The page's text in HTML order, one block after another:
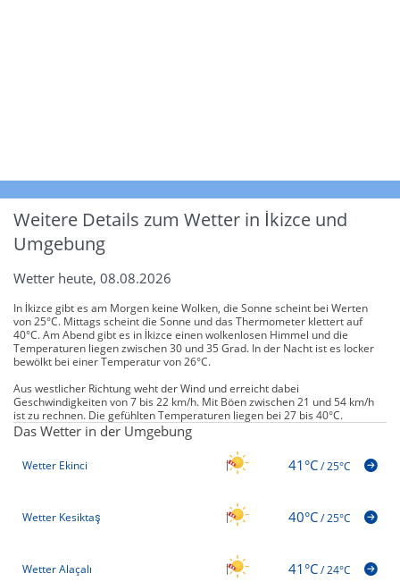
Weitere Details zum Wetter in İkizce und
Umgebung
Wetter heute, 08.08.2026
In İkizce gibt es am Morgen keine Wolken, die Sonne scheint bei Werten
von 25°C. Mittags scheint die Sonne und das Thermometer klettert auf
40°C. Am Abend gibt es in İkizce einen wolkenlosen Himmel und die
Temperaturen liegen zwischen 30 und 35 Grad. In der Nacht ist es locker
bewölkt bei einer Temperatur von 26°C.
Aus westlicher Richtung weht der Wind und erreicht dabei
Geschwindigkeiten von 7 bis 22 km/h. Mit Böen zwischen 21 und 54 km/h
ist zu rechnen. Die gefühlten Temperaturen liegen bei 27 bis 40°C.
Das Wetter in der Umgebung
Wetter Ekinci 41°C/25°C
Wetter Kesiktaş 40°C/25°C
Wetter Alaçalı 41°C/24°C